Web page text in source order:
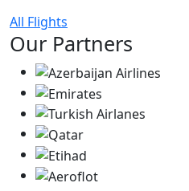
All Flights
Our Partners